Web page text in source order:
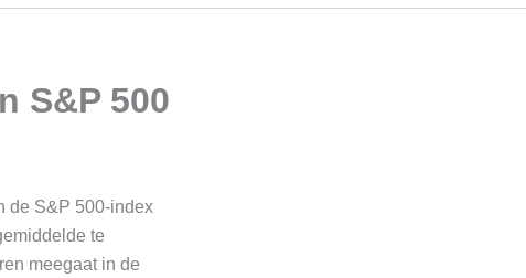
S&P 500
de S&P 500-index
te
meegaat in de